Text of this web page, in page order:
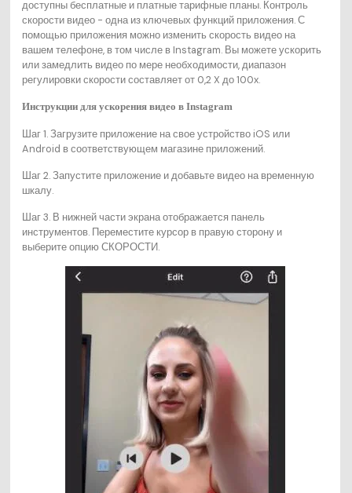
доступны бесплатные и платные тарифные планы. Контроль
скорости видео - одна из ключевых функций приложения. С
помощью приложения можно изменить скорость видео на
вашем телефоне, в том числе в Instagram. Вы можете ускорить
или замедлить видео по мере необходимости, диапазон
регулировки скорости составляет от 0,2 X до 100x.
Инструкции для ускорения видео в Instagram
Шаг 1. Загрузите приложение на свое устройство iOS или
Android в соответствующем магазине приложений.
Шаг 2. Запустите приложение и добавьте видео на временную
шкалу.
Шаг 3. В нижней части экрана отображается панель
инструментов. Переместите курсор в правую сторону и
выберите опцию СКОРОСТИ.